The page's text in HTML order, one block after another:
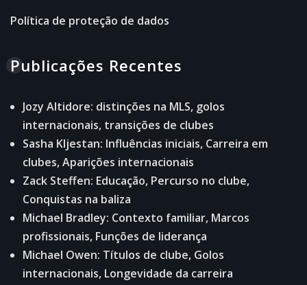
Política de proteção de dados
Publicações Recentes
Jozy Altidore: distinções na MLS, golos
internacionais, transições de clubes
Sasha Kljestan: Influências iniciais, Carreira em
clubes, Aparições internacionais
Zack Steffen: Educação, Percurso no clube,
Conquistas na baliza
Michael Bradley: Contexto familiar, Marcos
profissionais, Funções de liderança
Michael Owen: Títulos de clube, Golos
internacionais, Longevidade da carreira